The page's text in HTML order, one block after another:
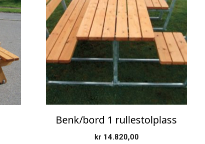
Benk/bord 1 rullestolplass
kr14.820,00